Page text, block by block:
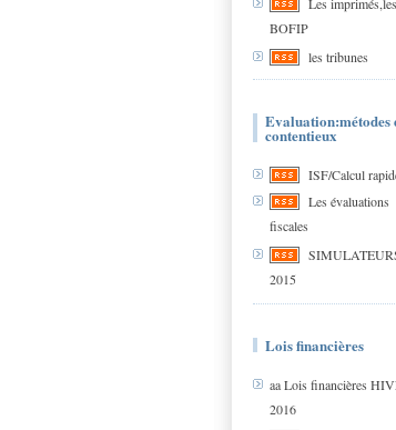
Les imprimés,les
BOFIP
les tribunes
Evaluation:métodes
contentieux
ISF/Calcul
Les évaluations
fiscales
2015
Lois financières
aa Lois financières
2016